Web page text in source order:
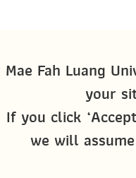
Mae Fah Luang
your
If you click
we will